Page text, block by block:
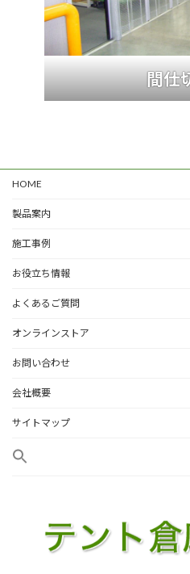
間仕
HOME
製品案内
施工事例
お役立ち情報
よくあるご質問
オンラインストア
お問い合わせ
会社概要
サイトマップ